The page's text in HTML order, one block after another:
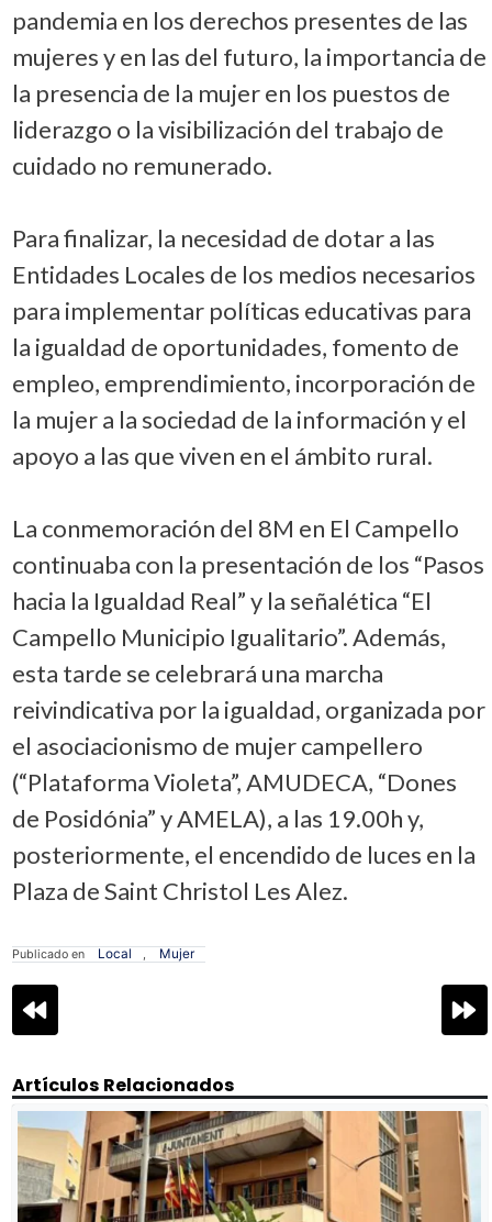
pandemia en los derechos presentes de las
mujeres y en las del futuro, la importancia de
la presencia de la mujer en los puestos de
liderazgo o la visibilización del trabajo de
cuidado no remunerado.
Para finalizar, la necesidad de dotar a las
Entidades Locales de los medios necesarios
para implementar políticas educativas para
la igualdad de oportunidades, fomento de
empleo, emprendimiento, incorporación de
la mujer a la sociedad de la información y el
apoyo a las que viven en el ámbito rural.
La conmemoración del 8M en El Campello
continuaba con la presentación de los “Pasos
hacia la Igualdad Real” y la señalética “El
Campello Municipio Igualitario”. Además,
esta tarde se celebrará una marcha
reivindicativa por la igualdad, organizada por
el asociacionismo de mujer campellero
(“Plataforma Violeta”, AMUDECA, “Dones
de Posidónia” y AMELA), a las 19.00h y,
posteriormente, el encendido de luces en la
Plaza de Saint Christol Les Alez.
Publicado en Local , Mujer
Navegación
de
Artículos Relacionados